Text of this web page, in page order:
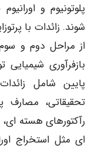
پلوتونيوم و
شوند. زائدات با
از مراحل دوم و
بازفرآوری شیمیایی
پایین شامل
تحقیقاتی،
رآکتورهای هسته
ای مثل استخراج